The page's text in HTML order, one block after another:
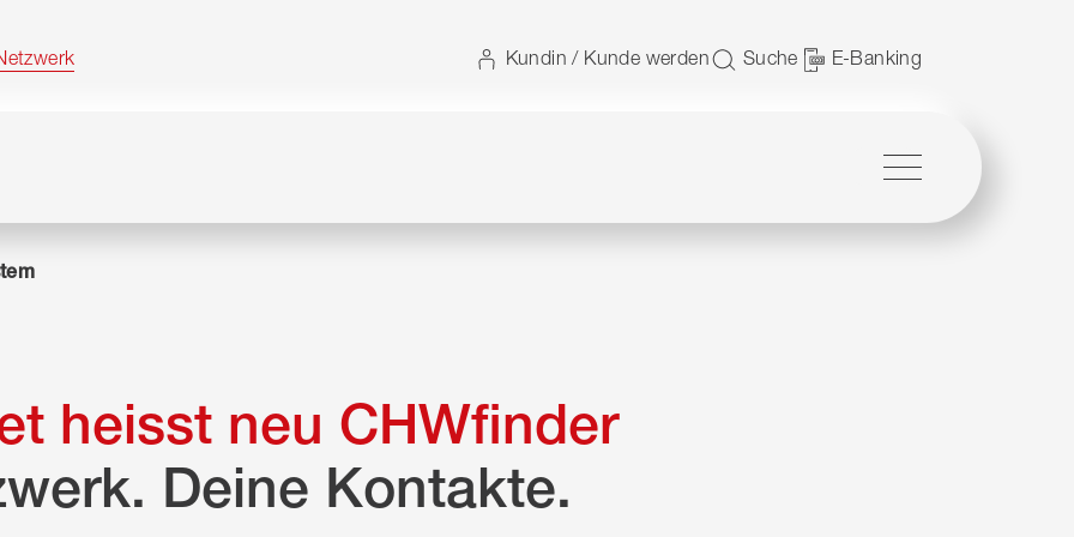
Kundin / Kunde werden Suche E-Banking
heisst neu CHWfinder
Deine Kontakte.